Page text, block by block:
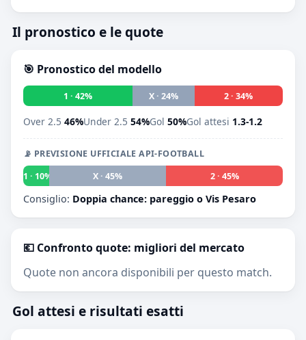
Il pronostico e le quote
🎯 Pronostico del modello
1 · 42% X · 24% 2 · 34%
Over 2.5 46%Under 2.5 54%Gol 50%Gol attesi 1.3-1.2
📡 PREVISIONE UFFICIALE API-FOOTBALL
1 · 10%
X · 45% 2 · 45%
Consiglio: Doppia chance: pareggio o Vis Pesaro
💶 Confronto quote: migliori del mercato
Quote non ancora disponibili per questo match.
Gol attesi e risultati esatti